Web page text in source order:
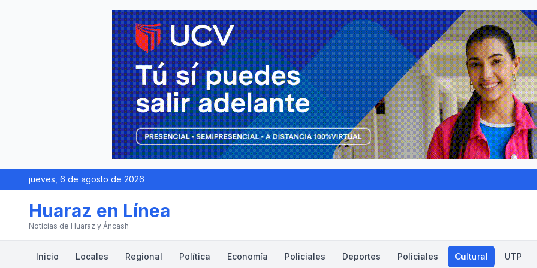
jueves, 6 de agosto de 2026
Huaraz en Línea
Noticias de Huaraz y Áncash
Inicio Locales Regional Política Economía Policiales Deportes Policiales Cultural UTP